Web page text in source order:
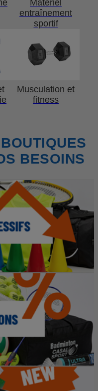
Matériel
entraînement
sportif
Musculation et
fitness
BESOINS